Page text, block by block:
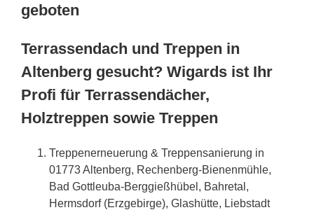
geboten
Terrassendach und Treppen in
Altenberg gesucht? Wigards ist Ihr
Profi für Terrassendächer,
Holztreppen sowie Treppen
Treppenerneuerung & Treppensanierung in
01773 Altenberg, Rechenberg-Bienenmühle,
Bad Gottleuba-Berggießhübel, Bahretal,
Hermsdorf (Erzgebirge), Glashütte, Liebstadt